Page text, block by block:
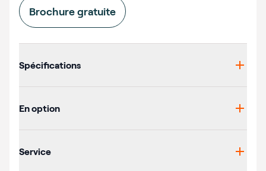
Brochure gratuite
Spécifications
En option
Service